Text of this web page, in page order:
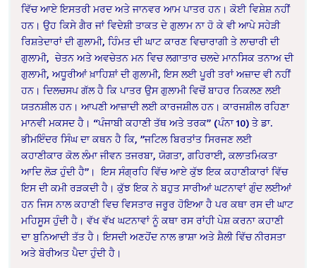
ਵਿੱਚ ਆਏ ਇਸਤਰੀ ਮਰਦ ਅਤੇ ਜਾਨਵਰ ਆਮ ਪਾਤਰ ਹਨ। ਕੋਈ ਵਿਸ਼ੇਸ਼ ਨਹੀਂ
ਹਨ। ਉਹ ਕਿਸੇ ਗੈਰ ਜਾਂ ਵਿਦੇਸ਼ੀ ਤਾਕਤ ਦੇ ਗੁਲਾਮ ਨਾ ਹੋ ਕੇ ਵੀ ਆਪੇ ਸਹੇੜੀ
ਰਿਸ਼ਤੇਦਾਰਾਂ ਦੀ ਗੁਲਾਮੀ, ਹਿੰਮਤ ਦੀ ਘਾਟ ਕਾਰਣ ਵਿਚਾਰਾਗੀ ਤੇ ਲਾਚਾਰੀ ਦੀ
ਗੁਲਾਮੀ, ਚੇਤਨ ਅਤੇ ਅਵਚੇਤਨ ਮਨ ਵਿਚ ਲਗਾਤਾਰ ਚਲਦੇ ਮਾਨਸਿਕ ਤਨਾਅ ਦੀ
ਗੁਲਾਮੀ, ਅਧੂਰੀਆਂ ਖ਼ਾਹਿਸ਼ਾਂ ਦੀ ਗੁਲਾਮੀ, ਇਸ ਲਈ ਪੂਰੀ ਤਰਾਂ ਅਜ਼ਾਦ ਵੀ ਨਹੀਂ
ਹਨ। ਦਿਲਚਸਪ ਗੱਲ ਹੈ ਕਿ ਪਾਤਰ ਉਸ ਗੁਲਾਮੀ ਵਿਚੋਂ ਬਾਹਰ ਨਿਕਲਣ ਲਈ
ਯਤਨਸ਼ੀਲ ਹਨ। ਆਪਣੀ ਆਜ਼ਾਦੀ ਲਈ ਕਾਰਜਸ਼ੀਲ ਹਨ। ਕਾਰਜਸ਼ੀਲ ਰਹਿਣਾ
ਮਾਨਵੀ ਮਕਸਦ ਹੈ। “ਪੰਜਾਬੀ ਕਹਾਣੀ ਤੱਥ ਅਤੇ ਤਰਕ” (ਪੰਨਾ 10) ਤੇ ਡਾ.
ਭੀਮਇੰਦਰ ਸਿੰਘ ਦਾ ਕਥਨ ਹੈ ਕਿ, ”ਜਟਿਲ ਬਿਰਤਾਂਤ ਸਿਰਜਣ ਲਈ
ਕਹਾਣੀਕਾਰ ਕੋਲ ਲੰਮਾ ਜੀਵਨ ਤਜਰਬਾ, ਯੋਗਤਾ, ਗਹਿਰਾਈ, ਕਲਾਤਮਿਕਤਾ
ਆਦਿ ਲੋੜ ਹੁੰਦੀ ਹੈ”।
ਇਸ ਸੰਗ੍ਰਹਿ ਵਿੱਚ ਆਏ ਕੁੱਝ ਇਕ ਕਹਾਣੀਕਾਰਾਂ ਵਿੱਚ
ਇਸ ਦੀ ਕਮੀ ਰੜਕਦੀ ਹੈ। ਕੁੱਝ ਇਕ ਨੇ ਬਹੁਤ ਸਾਰੀਆਂ ਘਟਨਾਵਾਂ ਗੁੰਦ ਲਈਆਂ
ਹਨ ਜਿਸ ਨਾਲ ਕਹਾਣੀ ਵਿਚ ਵਿਸਤਾਰ ਜਰੂਰ ਹੋਇਆ ਹੈ ਪਰ ਕਥਾ ਰਸ ਦੀ ਘਾਟ
ਮਹਿਸੂਸ ਹੁੰਦੀ ਹੈ। ਵੱਖ ਵੱਖ ਘਟਨਾਵਾਂ ਨੂੰ ਕਥਾ ਰਸ ਰਾਂਹੀ ਪੇਸ਼ ਕਰਨਾ ਕਹਾਣੀ
ਦਾ ਬੁਨਿਆਦੀ ਤੱਤ ਹੈ। ਇਸਦੀ ਅਣਹੋਂਦ ਨਾਲ ਭਾਸ਼ਾ ਅਤੇ ਸ਼ੈਲੀ ਵਿੱਚ ਨੀਰਸਤਾ
ਅਤੇ ਬੋਰੀਅਤ ਪੈਦਾ ਹੁੰਦੀ ਹੈ।